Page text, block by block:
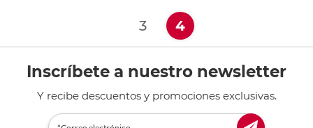
3 4(current)
Inscríbete a nuestro newsletter
Y recibe descuentos y promociones exclusivas.